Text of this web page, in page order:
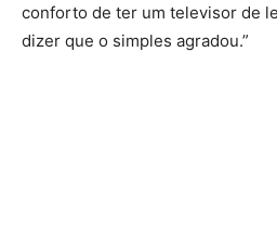
conforto de ter um televisor de
dizer que o simples agradou.”